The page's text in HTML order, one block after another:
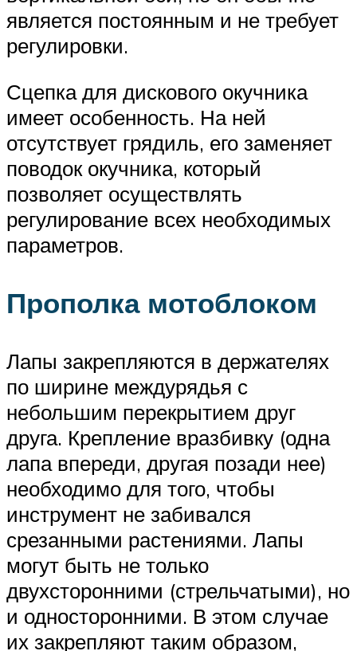
является постоянным и не требует
регулировки.
Сцепка для дискового окучника
имеет особенность. На ней
отсутствует грядиль, его заменяет
поводок окучника, который
позволяет осуществлять
регулирование всех необходимых
параметров.
Прополка мотоблоком
Лапы закрепляются в держателях
по ширине междурядья с
небольшим перекрытием друг
друга. Крепление вразбивку (одна
лапа впереди, другая позади нее)
необходимо для того, чтобы
инструмент не забивался
срезанными растениями. Лапы
могут быть не только
двухсторонними (стрельчатыми), но
и односторонними. В этом случае
их закрепляют таким образом,